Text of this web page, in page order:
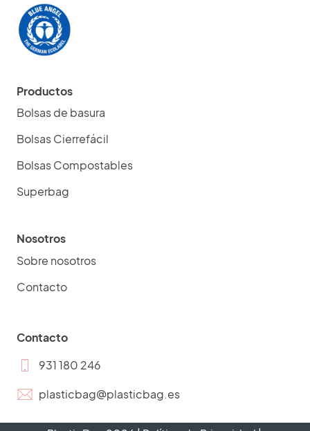
Productos
Bolsas de basura
Bolsas Cierrefácil
Bolsas Compostables
Superbag
Nosotros
Sobre nosotros
Contacto
Contacto
931 180 246
plasticbag@plasticbag.es